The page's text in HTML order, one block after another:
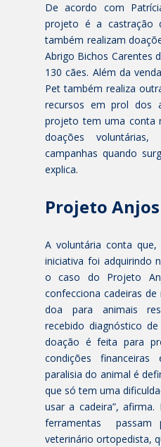
De acordo com
projeto é a castração
também realizam
Abrigo Bichos Carentes
130 cães. Além da
Pet também realiza
recursos em prol dos
projeto tem uma conta
doações
campanhas quando
explica.
Projeto
A voluntária conta
iniciativa foi adquirindo
o caso do Projeto
confecciona cadeiras
doa para animais
recebido diagnóstico de
doação é feita para
condições
paralisia do animal é
que só tem uma
usar a cadeira”,
ferramentas passam
veterinário ortopedista,